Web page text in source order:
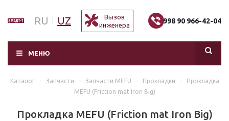
RU UZ
Вызов
инженера
+998 90 966-42-04
МЕНЮ
Каталог - Запчасти - Запчасти MEFU - Прокладки -
Прокладка
MEFU (Friction mat Iron Big)
Прокладка MEFU (Friction mat Iron Big)